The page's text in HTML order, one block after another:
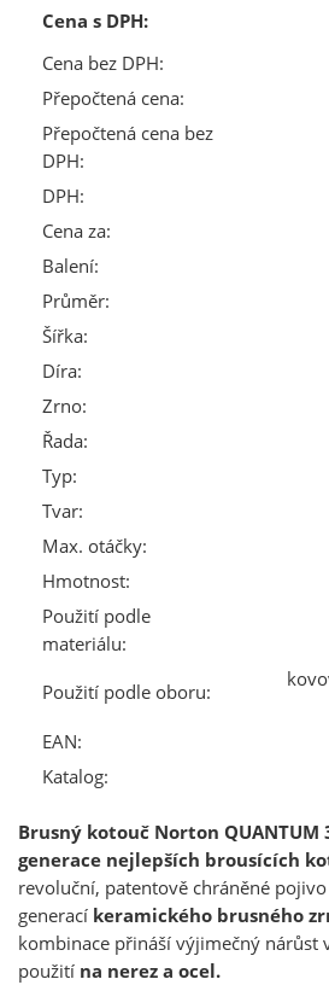
Cena s DPH:
Cena bez DPH:
Přepočtená cena:
Přepočtená cena bez
DPH:
DPH:
Cena za:
Balení:
Průměr:
Šířka:
Díra:
Zrno:
Řada:
Typ:
Tvar:
Max. otáčky:
Hmotnost:
Použití podle
materiálu:
Použití podle oboru:
EAN:
Katalog:
Brusný kotouč Norton QUANTUM
generace nejlepších brousících
revoluční, patentově chráněné
generací keramického brusného
kombinace přináší výjimečný nárůst
použití na nerez a ocel.